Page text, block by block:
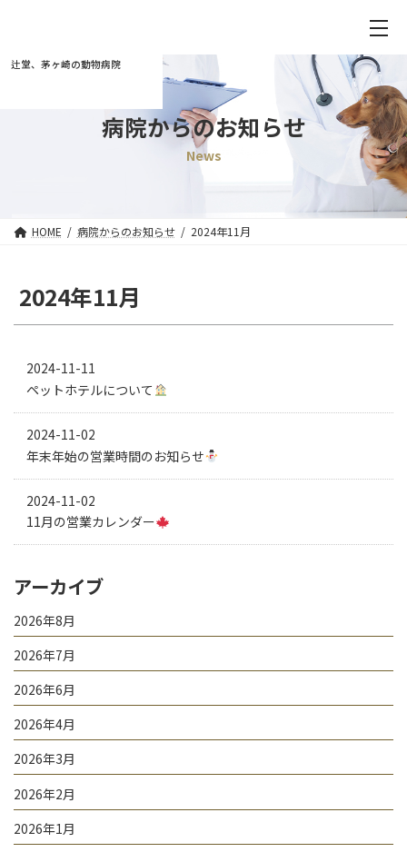
辻堂、茅ヶ崎の動物病院
病院からのお知らせ
News
HOME 病院からのお知らせ 2024年11月
2024年11月
2024-11-11
ペットホテルについて
2024-11-02
年末年始の営業時間のお知らせ
2024-11-02
11月の営業カレンダー
アーカイブ
2026年8月
2026年7月
2026年6月
2026年4月
2026年3月
2026年2月
2026年1月